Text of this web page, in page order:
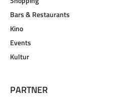
Bars & Restaurants
Kino
Events
Kultur
PARTNER